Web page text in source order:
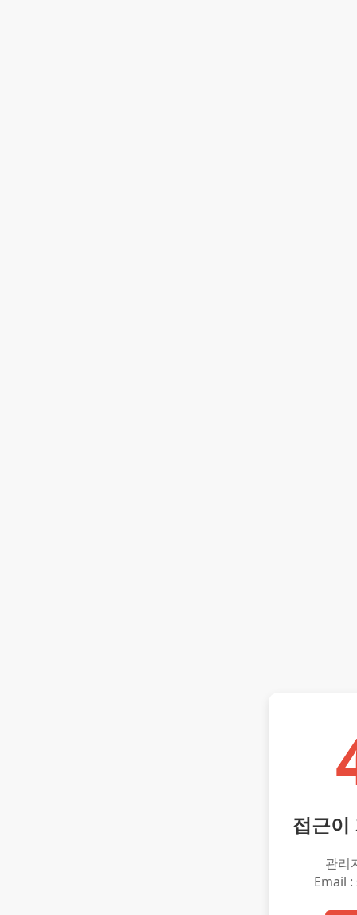
접근이
관리
Email